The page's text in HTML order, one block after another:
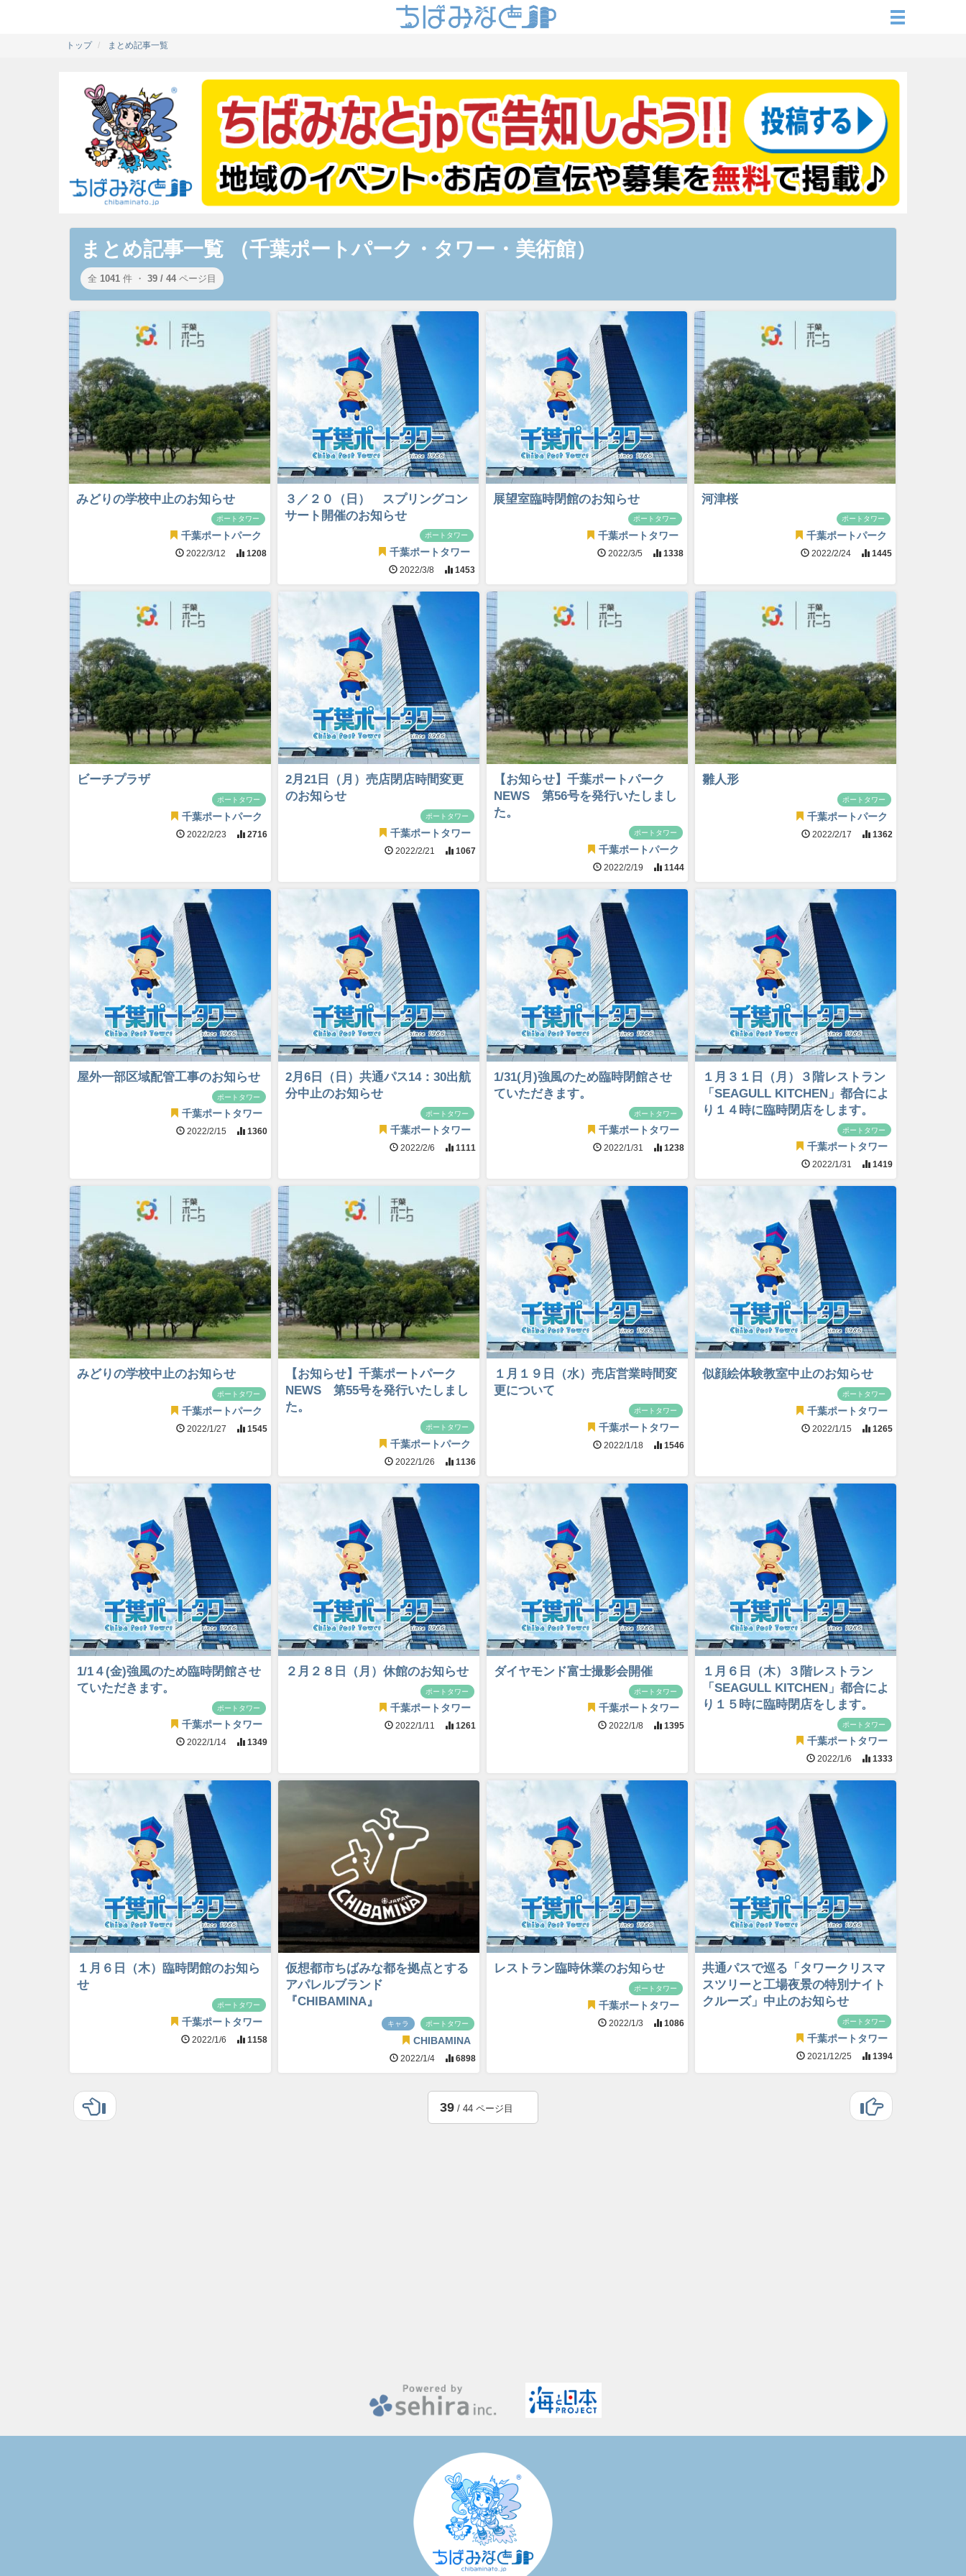
トップ まとめ記事一覧
まとめ記事一覧 （千葉ポートパーク・タワー・美術館）
全 1041 件 ・ 39 / 44 ページ目
みどりの学校中止のお知らせ
ポートタワー
千葉ポートパーク
2022/3/12 1208
３／２０（日） スプリングコン
サート開催のお知らせ
ポートタワー
千葉ポートタワー
2022/3/8 1453
展望室臨時閉館のお知らせ
ポートタワー
千葉ポートタワー
2022/3/5 1338
河津桜
ポートタワー
千葉ポートパーク
2022/2/24 1445
ビーチプラザ
ポートタワー
千葉ポートパーク
2022/2/23 2716
2月21日（月）売店閉店時間変更
のお知らせ
ポートタワー
千葉ポートタワー
2022/2/21 1067
【お知らせ】千葉ポートパーク
NEWS 第56号を発行いたしまし
た。
ポートタワー
千葉ポートパーク
2022/2/19 1144
雛人形
ポートタワー
千葉ポートパーク
2022/2/17 1362
屋外一部区域配管工事のお知らせ
ポートタワー
千葉ポートタワー
2022/2/15 1360
2月6日（日）共通パス14：30出航
分中止のお知らせ
ポートタワー
千葉ポートタワー
2022/2/6 1111
1/31(月)強風のため臨時閉館させ
ていただきます。
ポートタワー
千葉ポートタワー
2022/1/31 1238
１月３１日（月）３階レストラン
「SEAGULL KITCHEN」都合によ
り１４時に臨時閉店をします。
ポートタワー
千葉ポートタワー
2022/1/31 1419
みどりの学校中止のお知らせ
ポートタワー
千葉ポートパーク
2022/1/27 1545
【お知らせ】千葉ポートパーク
NEWS 第55号を発行いたしまし
た。
ポートタワー
千葉ポートパーク
2022/1/26 1136
１月１９日（水）売店営業時間変
更について
ポートタワー
千葉ポートタワー
2022/1/18 1546
似顔絵体験教室中止のお知らせ
ポートタワー
千葉ポートタワー
2022/1/15 1265
1/1４(金)強風のため臨時閉館させ
ていただきます。
ポートタワー
千葉ポートタワー
2022/1/14 1349
２月２８日（月）休館のお知らせ
ポートタワー
千葉ポートタワー
2022/1/11 1261
ダイヤモンド富士撮影会開催
ポートタワー
千葉ポートタワー
2022/1/8 1395
１月６日（木）３階レストラン
「SEAGULL KITCHEN」都合によ
り１５時に臨時閉店をします。
ポートタワー
千葉ポートタワー
2022/1/6 1333
１月６日（木）臨時閉館のお知ら
せ
ポートタワー
千葉ポートタワー
2022/1/6 1158
仮想都市ちばみな都を拠点とする
アパレルブランド
『CHIBAMINA』
キャラ ポートタワー
CHIBAMINA
2022/1/4 6898
レストラン臨時休業のお知らせ
ポートタワー
千葉ポートタワー
2022/1/3 1086
共通パスで巡る「タワークリスマ
スツリーと工場夜景の特別ナイト
クルーズ」中止のお知らせ
ポートタワー
千葉ポートタワー
2021/12/25 1394
39 / 44 ページ目